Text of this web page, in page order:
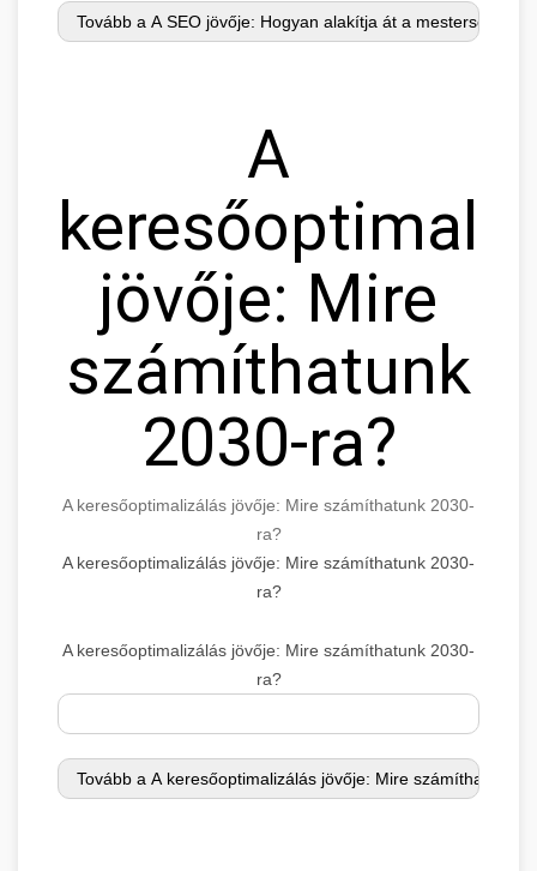
A
jövője: Mire
számíthatunk
2030-ra?
A keresőoptimalizálás jövője: Mire számíthatunk 2030-
ra?
A keresőoptimalizálás jövője: Mire számíthatunk 2030-
ra?
A keresőoptimalizálás jövője: Mire számíthatunk 2030-
ra?